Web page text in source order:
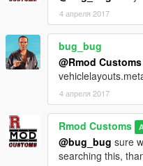
Changelog V1.3:
Added Indicators
Added Reverslights
Added Racing Belt
Breakable Glas
fixed small bugs
Changelog V1.2:
4 апреля 2017
bug_bug
@Rmod Customs
4 апреля 2017
Rmod Customs
@bug_bug sure
searching this,